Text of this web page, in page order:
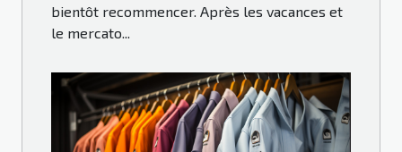
bientôt recommencer. Après les vacances et
le mercato...